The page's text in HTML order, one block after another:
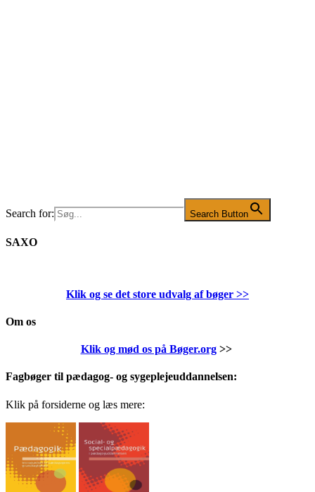
Search for: Search Button
SAXO
Klik og se det store udvalg af bøger >>
Om os
Klik og mød os på Bøger.org>>
Fagbøger til pædagog- og sygeplejeuddannelsen:
Klik på forsiderne og læs mere: